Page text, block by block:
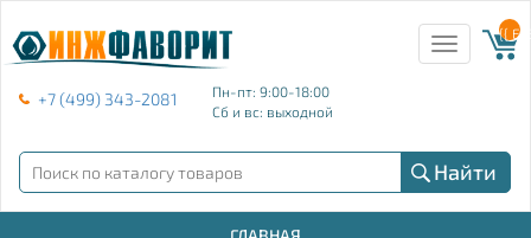
+7 (499) 343-2081
Пн-пт: 9:00-18:00
Сб и вс: выходной
Toggle
navigation
{{
Найти